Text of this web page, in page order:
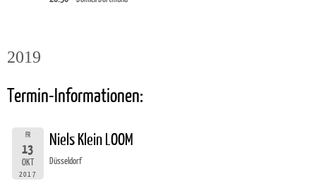
2019
Termin-Informationen:
FR
13
OKT
2017
Niels Klein LOOM
Düsseldorf